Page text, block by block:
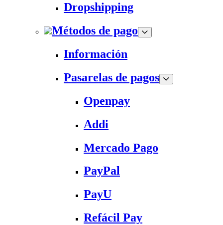
Dropshipping
Métodos de pago
Información
Pasarelas de pagos
Openpay
Addi
Mercado Pago
PayPal
PayU
Refácil Pay